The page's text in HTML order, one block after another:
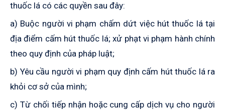
thuốc lá có các quyền sau đây:
a) Buộc người vi phạm chấm dứt việc hút thuốc lá tại
địa điểm cấm hút thuốc lá; xử phạt vi phạm hành chính
theo quy định của pháp luật;
b) Yêu cầu người vi phạm quy định cấm hút thuốc lá ra
khỏi cơ sở của mình;
c) Từ chối tiếp nhận hoặc cung cấp dịch vụ cho người